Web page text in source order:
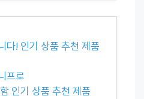
다! 인기 상품 추천 제품
프로
인기 상품 추천 제품